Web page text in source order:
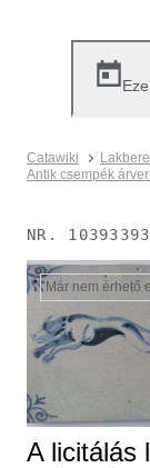
Catawiki
Antik csempék
NR.
Már nem érhető
A licitálás